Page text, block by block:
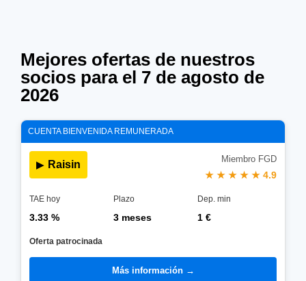
Mejores ofertas de nuestros
socios para el 7 de agosto de
2026
CUENTA BIENVENIDA REMUNERADA
▶ Raisin Miembro FGD
★ ★ ★ ★ ★ 4.9
TAE hoy Plazo Dep. min
3.33 % 3 meses 1 €
Oferta patrocinada
Más información →